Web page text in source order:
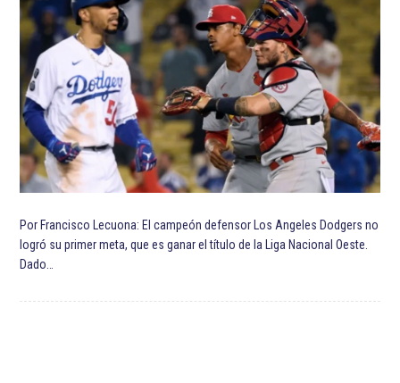
Por Francisco Lecuona: El campeón defensor Los Angeles Dodgers no
logró su primer meta, que es ganar el título de la Liga Nacional Oeste.
Dado…